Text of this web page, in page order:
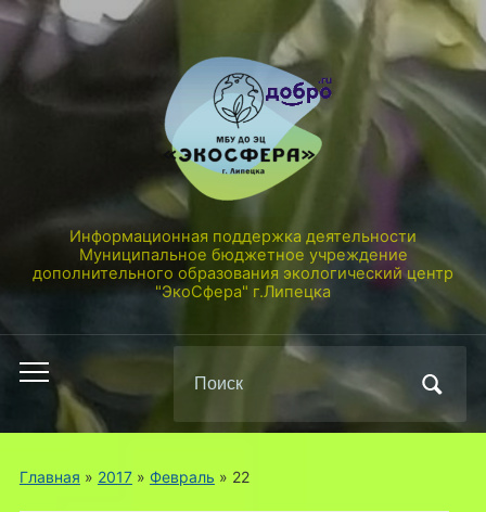
Информационная поддержка деятельности
Муниципальное бюджетное учреждение
дополнительного образования экологический центр
"ЭкоСфера" г.Липецка
Переключить
мобильное
меню
по:
Главная » 2017» Февраль » 22